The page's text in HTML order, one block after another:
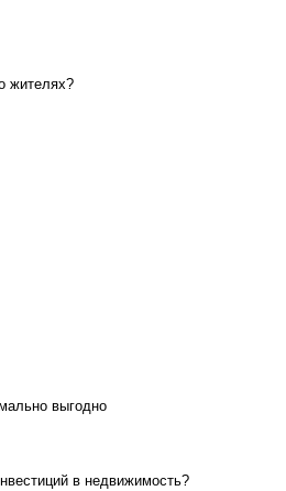
жителях?
выгодно
в недвижимость?